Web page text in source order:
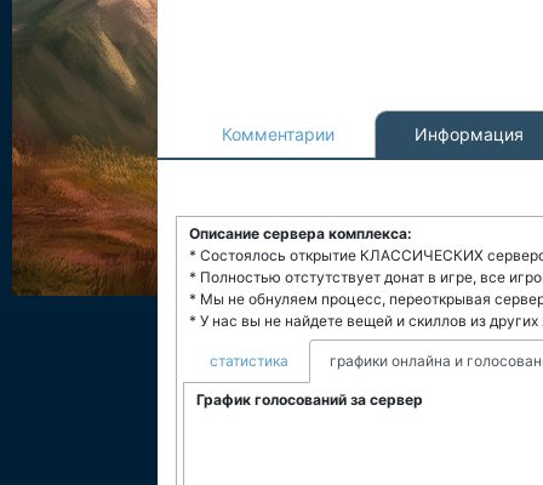
Комментарии Информация
Описание сервера комплекса:
* Состоялось открытие КЛАССИЧЕСКИХ
* Полностью отстутствует донат в игре, все
* Мы не обнуляем процесс, переоткрывая
* У нас вы не найдете вещей и скиллов из
статистика графики онлайна и
График голосований за сервер